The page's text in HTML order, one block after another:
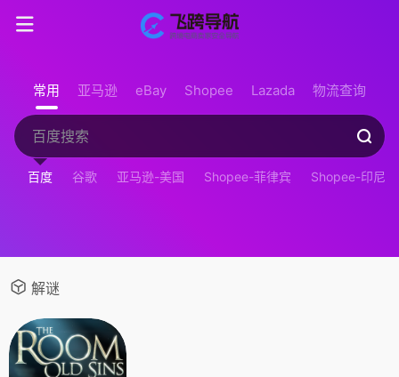
常用 亚马逊 eBay Shopee Lazada 物流查询
百度 谷歌 亚马逊-美国 Shopee-菲律宾 Shopee-印尼
解谜